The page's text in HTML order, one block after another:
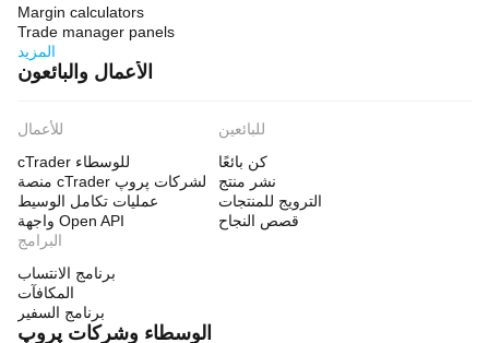
Backtest results only. No commissions, no slippage.
Past performance does not guarantee future results.
Margin calculators
Trade manager panels
المزيد
الأعمال والبائعون
للأعمال
cTrader للوسطاء
منصة cTrader لشركات پروپ
عمليات تكامل الوسيط
واجهة Open API
للبائعين
كن بائعًا
نشر منتج
الترويج للمنتجات
قصص النجاح
البرامج
برنامج الانتساب
المكافآت
برنامج السفير
الوسطاء وشركات پروپ